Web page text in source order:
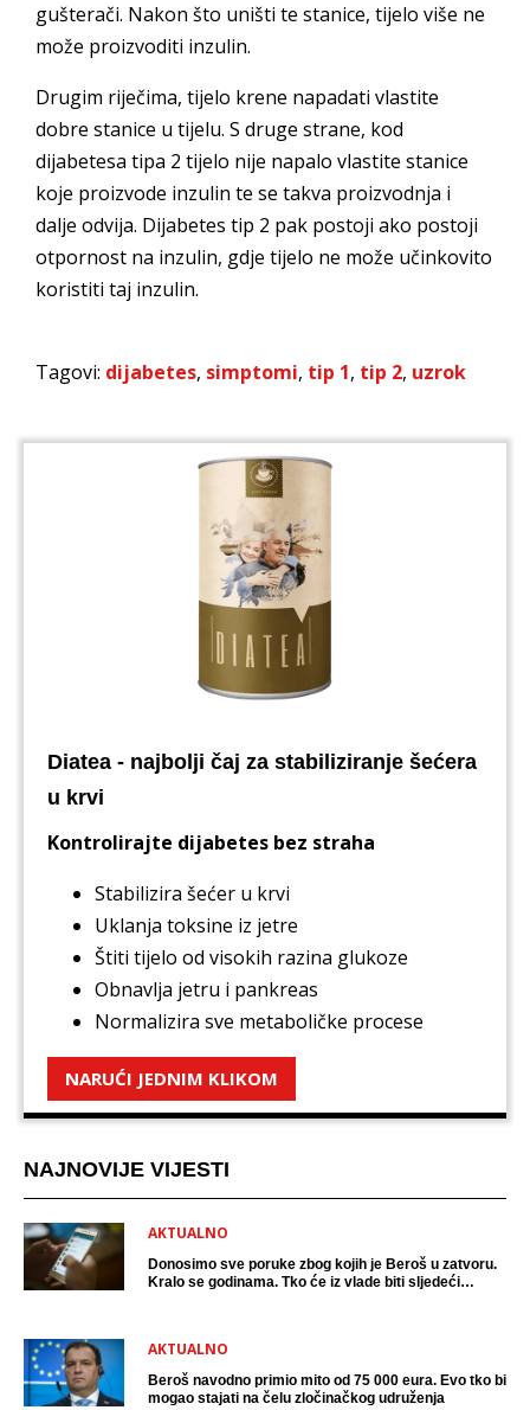
gušterači. Nakon što uništi te stanice, tijelo više ne
može proizvoditi inzulin.
Drugim riječima, tijelo krene napadati vlastite
dobre stanice u tijelu. S druge strane, kod
dijabetesa tipa 2 tijelo nije napalo vlastite stanice
koje proizvode inzulin te se takva proizvodnja i
dalje odvija. Dijabetes tip 2 pak postoji ako postoji
otpornost na inzulin, gdje tijelo ne može učinkovito
koristiti taj inzulin.
Tagovi: dijabetes, simptomi, tip 1, tip 2, uzrok
Diatea - najbolji čaj za stabiliziranje šećera
u krvi
Kontrolirajte dijabetes bez straha
Stabilizira šećer u krvi
Uklanja toksine iz jetre
Štiti tijelo od visokih razina glukoze
Obnavlja jetru i pankreas
Normalizira sve metaboličke procese
NARUĆI JEDNIM KLIKOM
NAJNOVIJE VIJESTI
AKTUALNO
Donosimo sve poruke zbog kojih je Beroš u zatvoru.
Kralo se godinama. Tko će iz vlade biti sljedeći
AKTUALNO
Beroš navodno primio mito od 75 000 eura. Evo tko bi
mogao stajati na čelu zločinačkog udruženja